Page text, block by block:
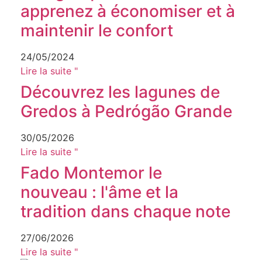
apprenez à économiser et à
maintenir le confort
24/05/2024
Lire la suite "
Découvrez les lagunes de
Gredos à Pedrógão Grande
30/05/2026
Lire la suite "
Fado Montemor le
nouveau : l'âme et la
tradition dans chaque note
27/06/2026
Lire la suite "